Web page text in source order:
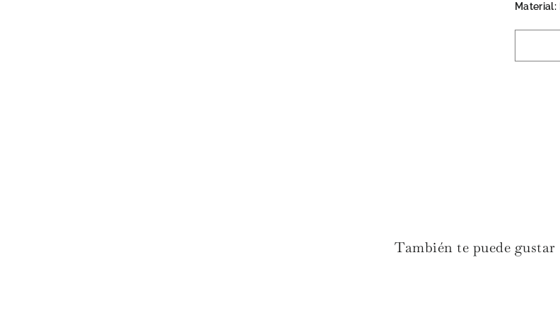
Material:
También te puede gustar